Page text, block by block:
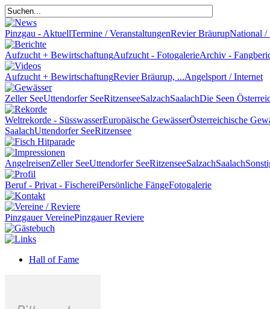
Pinzgau - AktuellTermine / VeranstaltungenRevier BräurupNational /
Aufzucht + BewirtschaftungAufzucht - FotogalerieArchiv -
Aufzucht + BewirtschaftungRevier Bräurup, ...Angelsport / Internet
Zeller SeeUttendorfer SeeRitzenseeSalzachSaalachDie Seen
Weltrekorde - SüsswasserEuropäische GewässerÖsterreichische
SaalachUttendorfer SeeRitzensee
AngelreisenZeller SeeUttendorfer SeeRitzenseeSalzachSaalach
Beruf - Privat - FischereiPersönliche FängeFotogalerie
Pinzgauer VereinePinzgauer Reviere
Hall of Fame